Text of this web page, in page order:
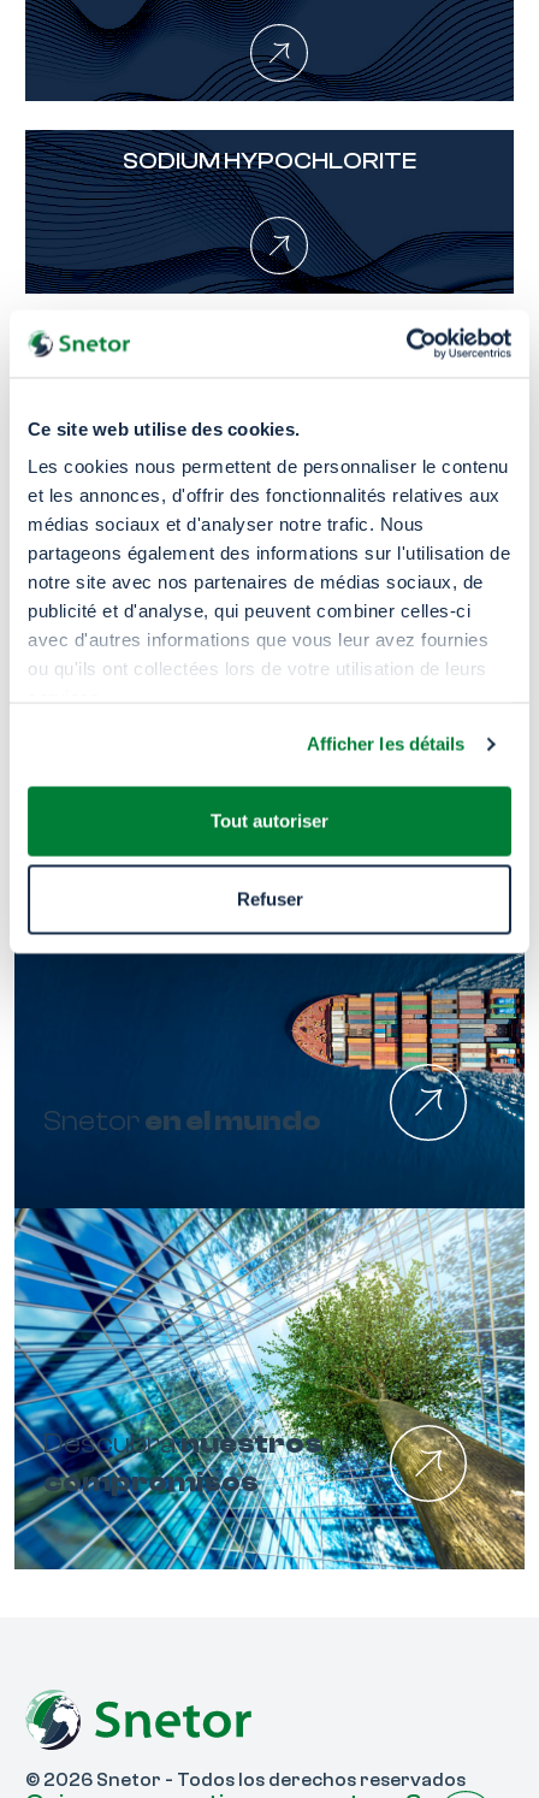
Ce site web utilise des cookies.
Les cookies nous permettent de personnaliser le contenu
et les annonces, d'offrir des fonctionnalités relatives aux
médias sociaux et d'analyser notre trafic. Nous
partageons également des informations sur l'utilisation de
notre site avec nos partenaires de médias sociaux, de
publicité et d'analyse, qui peuvent combiner celles-ci
avec d'autres informations que vous leur avez fournies
ou qu'ils ont collectées lors de votre utilisation de leurs
Afficher les détails
Tout autoriser
Refuser
SODIUM HYPOCHLORITE
TRICHLOROISOCYANURIC ACID
Nuestros socios
Snetoren el mundo
Descubranuestros
compromisos
© 2026 Snetor - Todos los derechos reservados